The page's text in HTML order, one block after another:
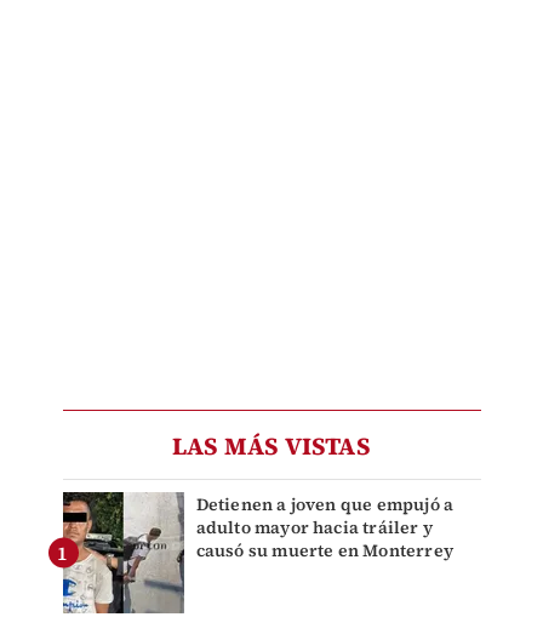
LAS MÁS VISTAS
Detienen a joven que empujó a
adulto mayor hacia tráiler y
causó su muerte en Monterrey